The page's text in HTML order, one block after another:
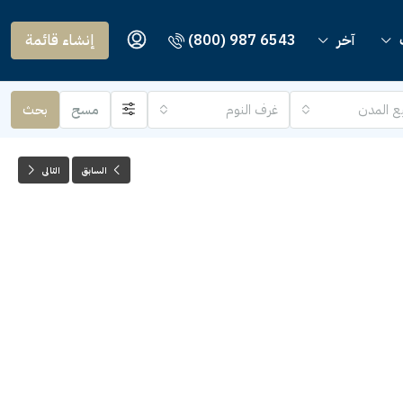
آخر (800) 987 6543 إنشاء قائمة
المدن غرف النوم مسح بحث
السابق التالى